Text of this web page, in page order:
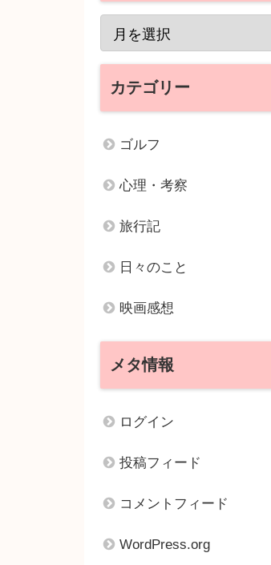
カテゴリー
ゴルフ
心理・考察
旅行記
日々のこと
映画感想
メタ情報
ログイン
投稿フィード
コメントフィード
WordPress.org